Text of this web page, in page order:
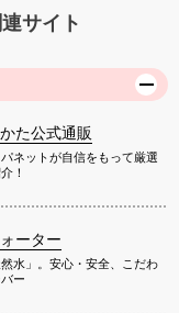
サイト
た公式通販
ネットが自信をもって厳選
！
ーター
水」。安心・安全、こだわ
ー